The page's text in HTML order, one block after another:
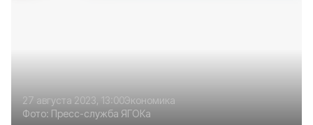
27 августа 2023, 13:00Экономика
Фото: Пресс-служба ЯГОКа